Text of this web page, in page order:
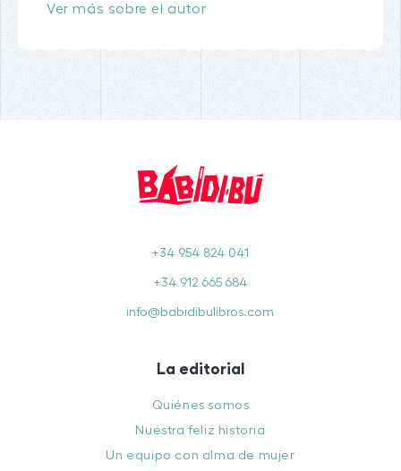
Ver más sobre el autor
+34 954 824 041
+34 912 665 684
info@babidibulibros.com
La editorial
Quiénes somos
Nuestra feliz historia
Un equipo con alma de mujer